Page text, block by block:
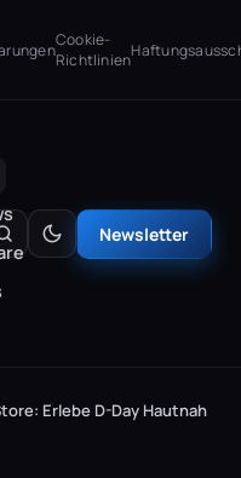
Cookie-
Richtlinien
Newsletter
Erlebe D-Day Hautnah